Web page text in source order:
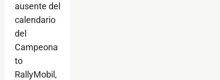
ausente del
calendario
del
Campeona
to
RallyMobil,